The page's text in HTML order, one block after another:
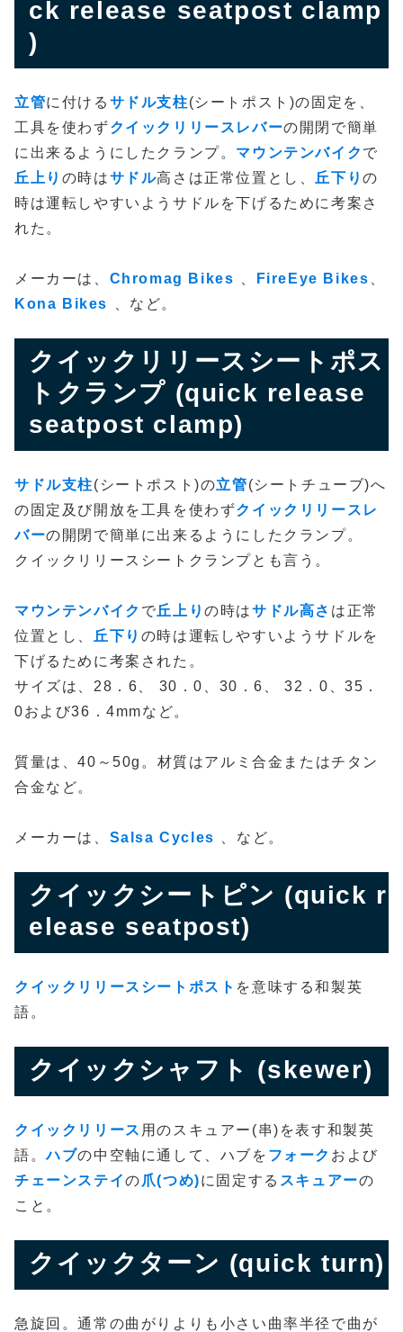
ck release seatpost clamp
)
立管に付ける サドル支柱(シートポスト)の固定を、
工具を使わずクイックリリースレバーの開閉で簡単
に出来るようにしたクランプ。 マウンテンバイク で
丘上り の時はサドル高さは正常位置とし、 丘下りの
時は運転しやすいようサドルを下げるために考案さ
れた。
メーカーは、 Chromag Bikes FireEye Bikes
Kona Bikes
、など。
クイックリリースシートポス
トクランプ (quick release
seatpost clamp)
サドル支柱(シートポスト)の立管(シートチューブ)へ
の固定及び開放を工具を使わずクイックリリースレ
バーの開閉で簡単に出来るようにしたクランプ。
クイックリリースシートクランプとも言う。
マウンテンバイク で 丘上りの時はサドル高さ は正常
位置とし、
丘下り の時は運転しやすいようサドルを
下げるために考案された。
サイズは、28．6、 30．0、30．6、 32．0、35．
0および36．4mmなど。
質量は、40～50g。材質はアルミ合金またはチタン
合金など。
メーカーは、 Salsa Cycles 、など。
クイックシートピン (quick r
elease seatpost)
クイックリリースシートポスト を意味する和製英
語。
クイックシャフト (skewer)
クイックリリース 用のスキュアー(串)を表す和製英
語。ハブの中空軸に通して、ハブを フォーク および
チェーンステイの 爪(つめ)に固定する スキュアーの
こと。
クイックターン (quick turn)
急旋回。通常の曲がりよりも小さい曲率半径で曲が